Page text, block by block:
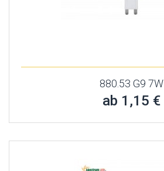
880.53 G9 7W
ab 1,15 €